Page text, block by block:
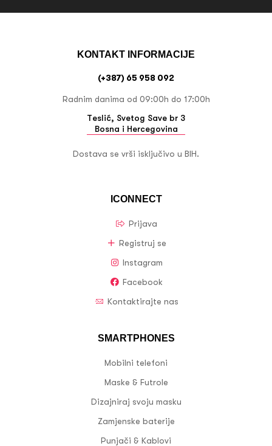
ICONNECT
Prijava
Registruj se
Instagram
Facebook
Kontaktirajte nas
SMARTPHONES
Mobilni telefoni
Maske & Futrole
Dizajniraj svoju masku
Zamjenske baterije
Punjači & Kablovi
KONTAKT INFORMACIJE
(+387) 65 958 092
Radnim danima od 09:00h do 17:00h
Teslić, Svetog Save br 3
Bosna i Hercegovina
Dostava se vrši isključivo u BIH.